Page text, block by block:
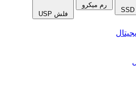
رم میکرو
فلش USP